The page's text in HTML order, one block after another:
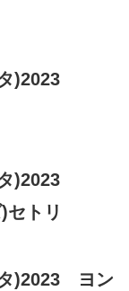
)2023
)2023
セトリ
)2023 ヨン